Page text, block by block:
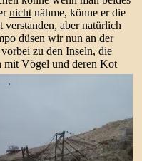
nicht nähme, könne er die
aber natürlich
düsen wir nun an der
zu den Inseln, die
mit Vögel und deren Kot